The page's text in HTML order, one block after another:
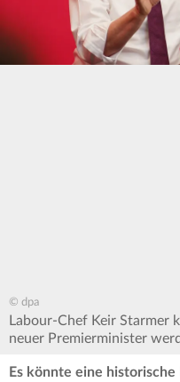
© dpa
Labour-Chef Keir Starmer
neuer Premierminister
Es könnte eine